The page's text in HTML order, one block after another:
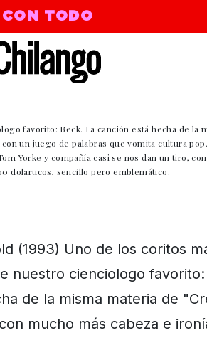
CON TODO
favorito: Beck. La canción está hecha de la
un juego de palabras que vomita cultura
Yorke y compañía casi se nos dan un tiro,
dolarucos, sencillo pero emblemático.
(1993) Uno de los coritos
nuestro cienciologo favorito:
de la misma materia de
mucho más cabeza e